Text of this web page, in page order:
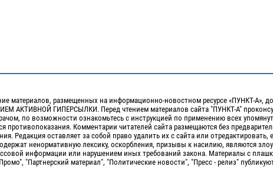
материалов, размещенных на информационно-новостном ресурсе «ПУНКТ-А»,
АКТИВНОЙ ГИПЕРСЫЛКИ. Перед чтением материалов сайта "ПУНКТ-А"
по возможности ознакомьтесь с инструкцией по применению всех
противопоказания. Комментарии читателей сайта размещаются без
Редакция оставляет за собой право удалить их с сайта или отредактировать,
ненормативную лексику, оскорбления, призывы к насилию, являются
информации или нарушением иных требований закона. Материалы с
"Партнерский материал", "Политические новости", "Пресс - релиз"